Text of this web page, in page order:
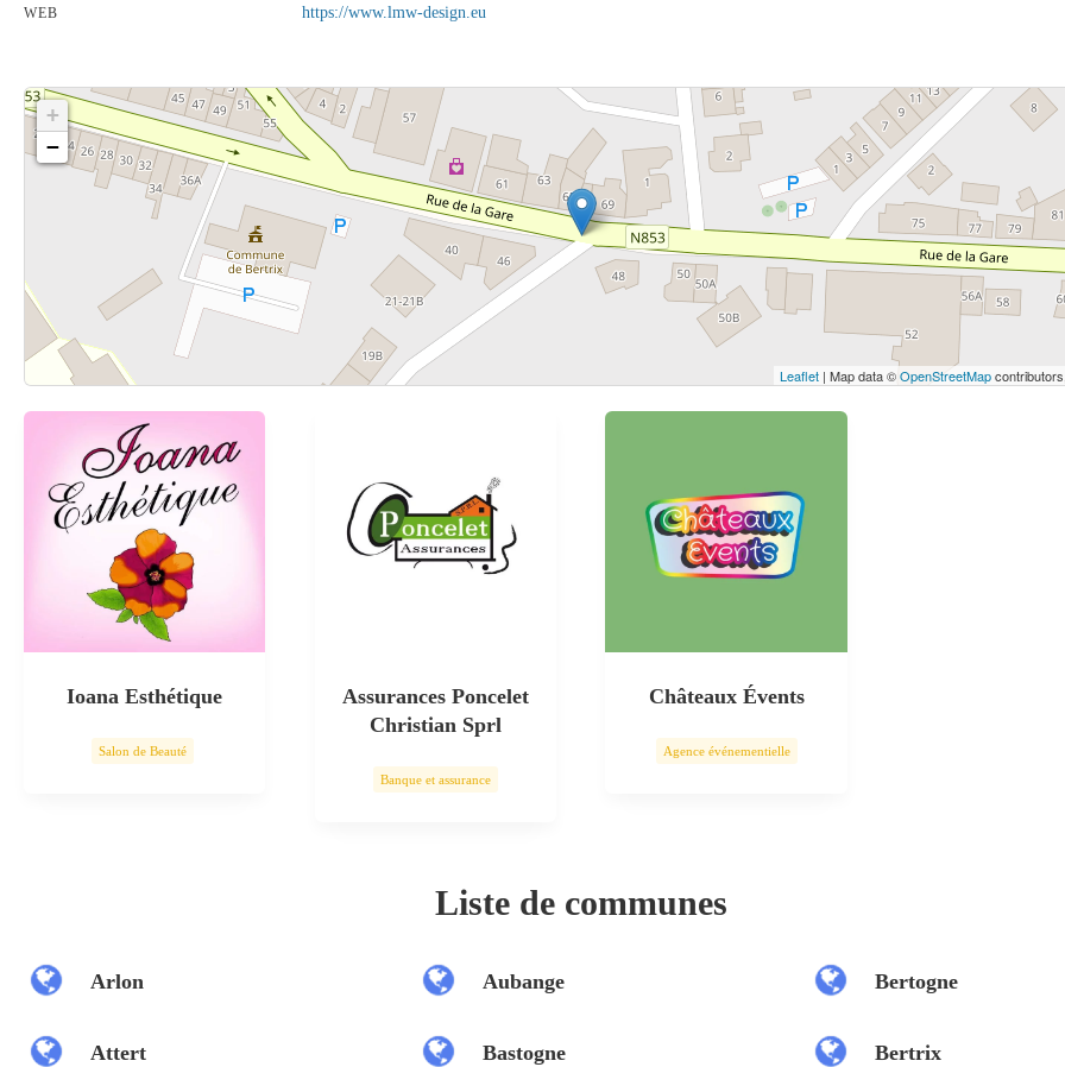
WEB https://www.lmw-design.eu
Cliquez sur le bouton pour afficher la carte.
Voir la carte
+
−
Leaflet| Map data ©OpenStreetMapcontributors,
Ioana Esthétique
Salon de Beauté
Assurances Poncelet
Christian Sprl
Banque et assurance
Châteaux Évents
Agence événementielle
Liste de communes
Arlon
Attert
Aubange
Bastogne
Bertogne
Bertrix